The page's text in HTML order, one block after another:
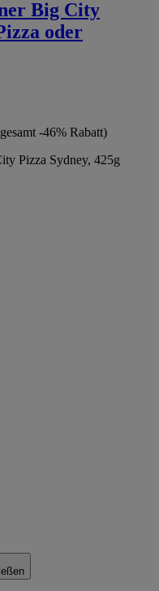
Big City
oder
-46% Rabatt)
Pizza Sydney, 425g